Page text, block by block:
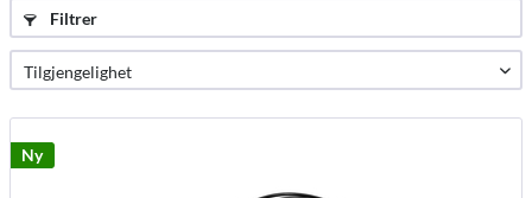
Filtrer
Ny